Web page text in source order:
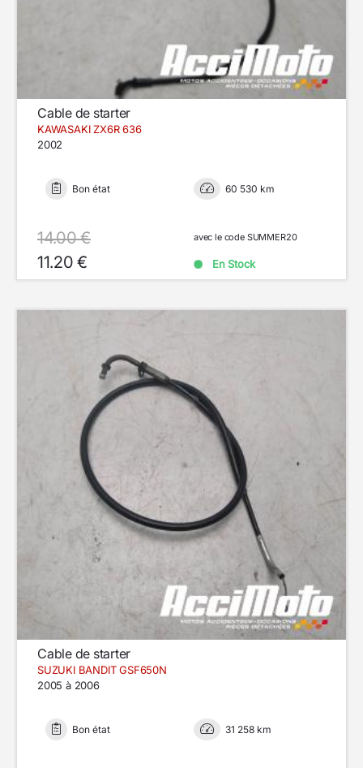
Cable de starter
KAWASAKI ZX6R 636
2002
Bon état 60 530 km
14.00 €
11.20 €
avec le code SUMMER20
En Stock
Cable de starter
SUZUKI BANDIT GSF650N
2005 à 2006
Bon état 31 258 km